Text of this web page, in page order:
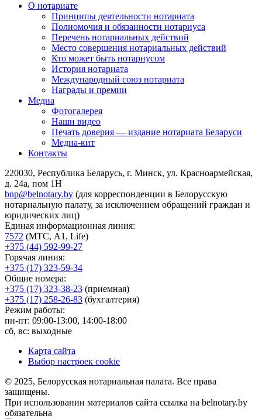
О нотариате
Принципы деятельности нотариата
Полномочия и обязанности нотариуса
Перечень нотариальных действий
Место совершения нотариальных действий
Кто может быть нотариусом
История нотариата
Международный союз нотариата
Награды и премии
Медиа
Фотогалерея
Наши видео
Печать доверия — издание нотариата Беларуси
Медиа-кит
Контакты
220030, Республика Беларусь, г. Минск, ул. Красноармейская,
д. 24а, пом 1Н
bnp@belnotary.by (для корреспонденции в Белорусскую
нотариальную палату, за исключением обращений граждан и
юридических лиц)
Единая информационная линия:
7572 (МТС, A1, Life)
+375 (44) 592-99-27
Горячая линия:
+375 (17) 323-59-34
Общие номера:
+375 (17) 323-38-23 (приемная)
+375 (17) 258-26-83 (бухгалтерия)
Режим работы:
пн-пт: 09:00-13:00, 14:00-18:00
сб, вс: выходные
Карта сайта
Выбор настроек cookie
© 2025, Белорусская нотариальная палата. Все права
защищены.
При использовании материалов сайта ссылка на belnotary.by
обязательна